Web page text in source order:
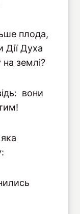
плода,
Дії Духа
землі?
вони